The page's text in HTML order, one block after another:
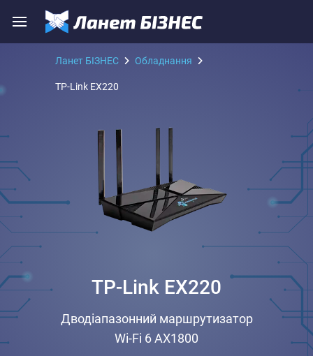
Ланет БІЗНЕС Обладнання
TP-Link EX220
TP-Link EX220
Дводіапазонний маршрутизатор
Wi-Fi 6 AX1800